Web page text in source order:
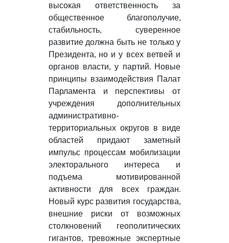
высокая ответственность за
общественное благополучие,
стабильность, суверенное
развитие должна быть не только у
Президента, но и у всех ветвей и
органов власти, у партий. Новые
принципы взаимодействия Палат
Парламента и перспективы от
учреждения дополнительных
административно-
территориальных округов в виде
областей придают заметный
импульс процессам мобилизации
электорального интереса и
подъема мотивированной
активности для всех граждан.
Новый курс развития государства,
внешние риски от возможных
столкновений геополитических
гигантов, тревожные экспертные